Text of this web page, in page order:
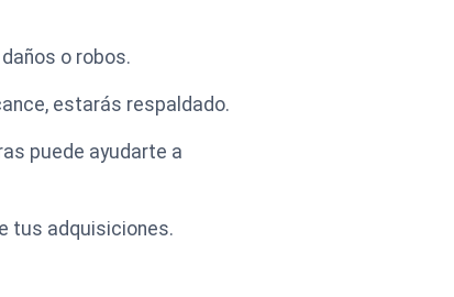
o robos.
estarás respaldado.
puede ayudarte a
tus adquisiciones.